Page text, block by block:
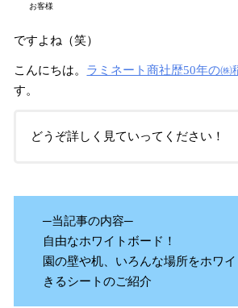
お客様
ですよね（笑）
こんにちは。 ラミネート商社歴50年の㈱
す。
どうぞ詳しく見ていってください！
─当記事の内容─
自由なホワイトボード！
園の壁や机、いろんな場所をホワ
きるシートのご紹介